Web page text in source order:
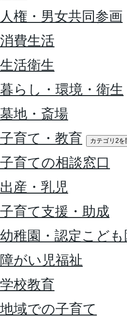
人権・男女共同参画
消費生活
生活衛生
暮らし・環境・衛生
墓地・斎場
子育て・教育
カテゴリ2を
子育ての相談窓口
出産・乳児
子育て支援・助成
幼稚園・認定こど
障がい児福祉
学校教育
地域での子育て